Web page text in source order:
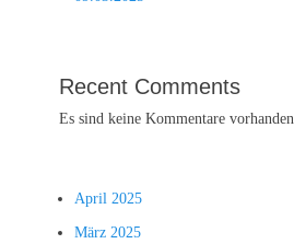
Recent Comments
Es sind keine Kommentare vorhanden.
April 2025
März 2025